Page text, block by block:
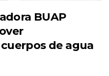
BUAP
de agua